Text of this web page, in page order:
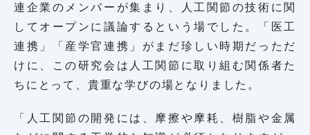
連企業のメンバーが集まり、人工関節の技術に関
してオープンに議論するという場でした。「医工
連携」「産学官連携」がまだ珍しい時期だっただ
けに、この研究会は人工関節に取り組む関係者た
ちにとって、貴重な学びの場となりました。
「人工関節の開発には、摩擦や摩耗、樹脂や金属